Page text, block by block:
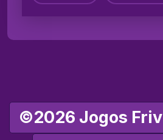
©2026 Jogos Friv